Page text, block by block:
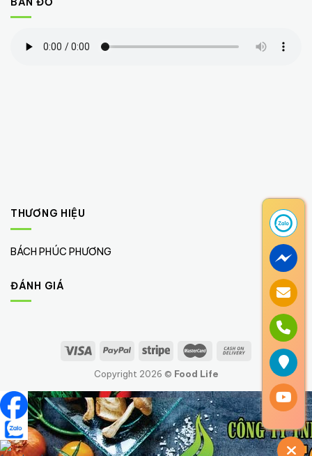
THƯƠNG HIỆU
BÁCH PHÚC PHƯƠNG (1)
ĐÁNH GIÁ
Copyright 2026 © Food Life